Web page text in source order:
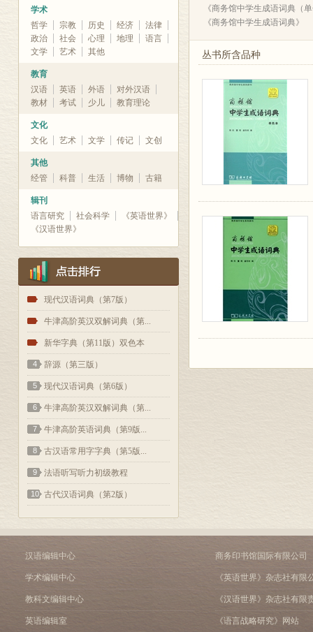
学术
哲学
宗教 历史 经济
法律
政治
社会 心理 地理
语言
文学
艺术 其他
教育
汉语
英语 外语
对外汉语
教材
考试 少儿 教育理论
文化
文化
艺术 文学 传记 文创
其他
经管
科普 生活 博物 古籍
辑刊
语言研究
社会科学
《英语世界》
《汉语世界》
1 现代汉语词典（第7版）
2 牛津高阶英汉双解词典（第...
3 新华字典（第11版）双色本
4 辞源（第三版）
5 现代汉语词典（第6版）
6 牛津高阶英汉双解词典（第...
7 牛津高阶英语词典（第9版...
8 古汉语常用字字典（第5版...
9 法语听写听力初级教程
10 古代汉语词典（第2版）
《商务馆中学生成语词典（
《商务馆中学生成语词典》
丛书所含品种
汉语编辑中心
学术编辑中心
教科文编辑中心
英语编辑室
商务印书馆国际有限公司
《英语世界》杂志社有限
《汉语世界》杂志社有限
《语言战略研究》网站